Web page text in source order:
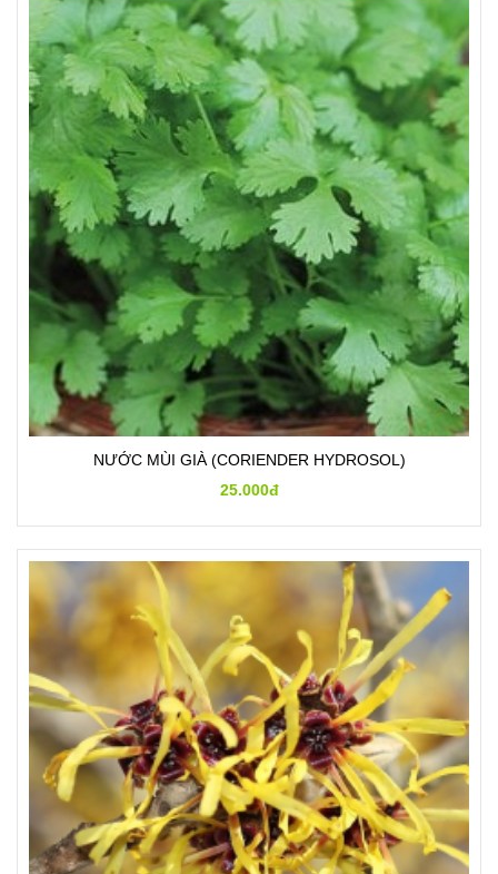
NƯỚC MÙI GIÀ (CORIENDER HYDROSOL)
25.000đ